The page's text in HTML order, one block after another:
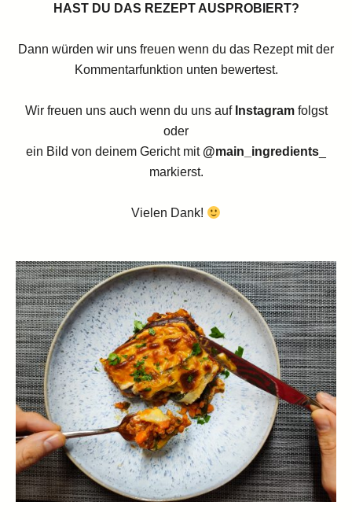
HAST DU DAS REZEPT AUSPROBIERT?
Dann würden wir uns freuen wenn du das Rezept mit der
Kommentarfunktion unten bewertest.
Wir freuen uns auch wenn du uns auf Instagramfolgst
oder
ein Bild von deinem Gericht mit @main_ingredients
markierst.
Vielen Dank!